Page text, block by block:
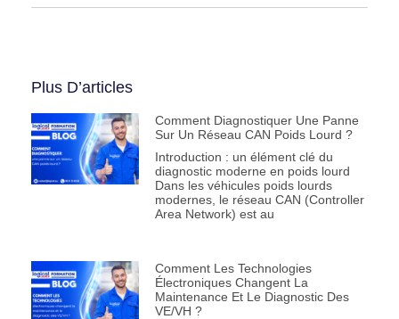
Plus D’articles
Comment Diagnostiquer Une Panne
Sur Un Réseau CAN Poids Lourd ?
Introduction : un élément clé du
diagnostic moderne en poids lourd
Dans les véhicules poids lourds
modernes, le réseau CAN (Controller
Area Network) est au
Comment Les Technologies
Électroniques Changent La
Maintenance Et Le Diagnostic Des
VE/VH ?